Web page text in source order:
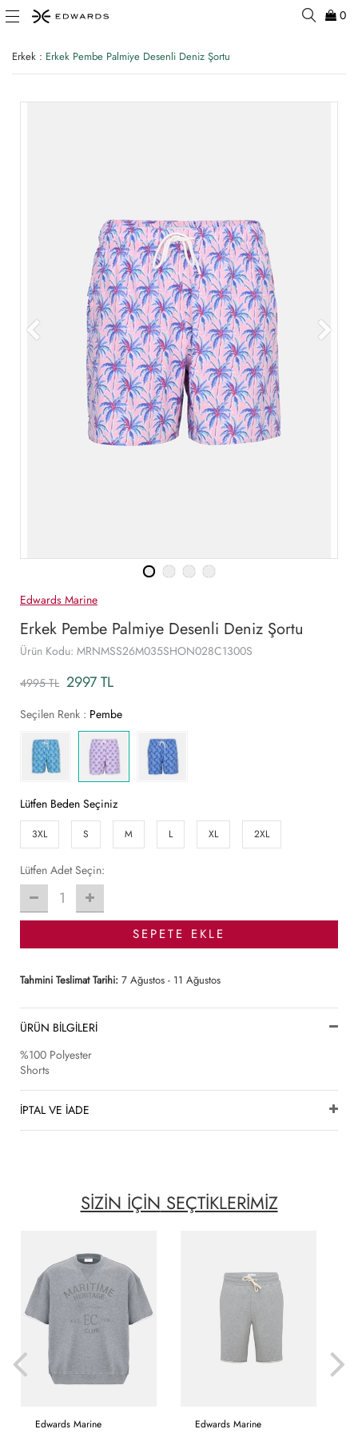
0
Erkek : Erkek Pembe Palmiye Desenli Deniz Şortu
Edwards Marine
Erkek Pembe Palmiye Desenli Deniz Şortu
Ürün Kodu: MRNMSS26M035SHON028C1300S
4995 TL 2997 TL
Seçilen Renk : Pembe
Lütfen Beden Seçiniz
3XL S M L XL 2XL
Lütfen Adet Seçin:
1
SEPETE EKLE
Tahmini Teslimat Tarihi: 7 Ağustos - 11 Ağustos
ÜRÜN BİLGİLERİ
%100 Polyester
Shorts
İPTAL VE İADE
SİZİN İÇİN SEÇTİKLERİMİZ
Edwards Marine Edwards Marine